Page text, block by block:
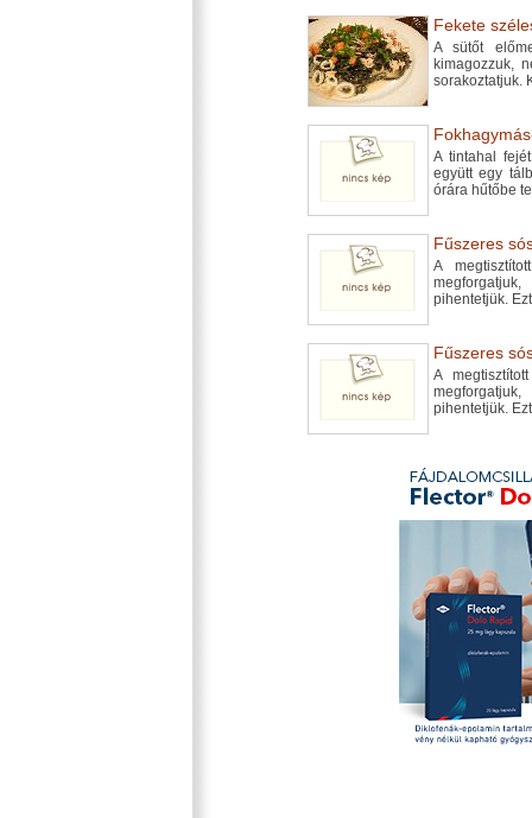
Fekete
A sütőt
kimagozzuk,
sorakoztatjuk.
A tintahal
együtt egy
órára hűtőbe
Fűszeres
A
pihentetjük.
Fűszeres
A
pihentetjük.